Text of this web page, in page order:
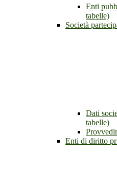
Enti
tabelle)
Società
Dati
tabelle)
Enti di diritto